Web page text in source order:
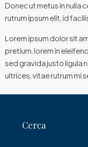
Donec ut metus in nulla
rutrum ipsum elit, id
Lorem ipsum dolor sit
pretium, lorem in
sed gravida justo ligula
ultrices, vitae rutrum mi
Cerca